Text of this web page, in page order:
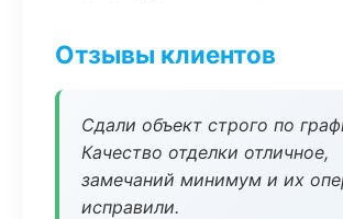
Отзывы клиентов
Сдали объект строго по
Качество отделки отличное,
замечаний минимум и их
исправили.